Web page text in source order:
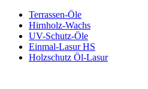
Terrassen-Öle
Hirnholz-Wachs
UV-Schutz-Öle
Einmal-Lasur HS
Holzschutz Öl-Lasur